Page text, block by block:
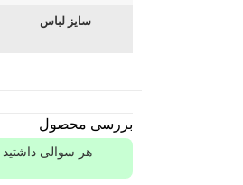
سایز لباس
بررسی محصول
هر سوالی